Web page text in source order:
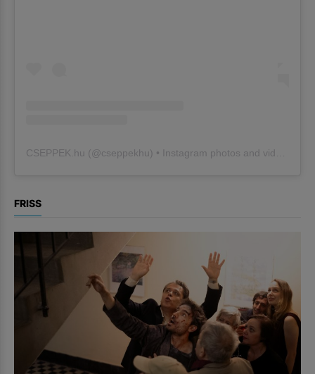
CSEPPEK.hu (@cseppekhu ) • Instagram photos and videos
FRISS